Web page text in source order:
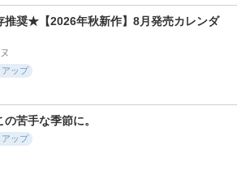
奨★【2026年秋新作】8月発売カレンダ
アップ
の苦手な季節に。
アップ